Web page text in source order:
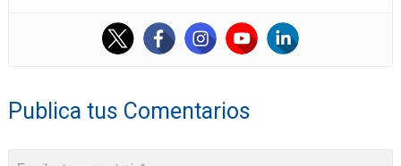
Publica tus Comentarios